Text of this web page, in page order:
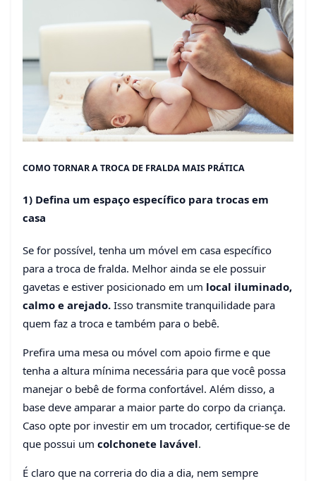
COMO TORNAR A TROCA DE FRALDA MAIS PRÁTICA
1) Defina um espaço específico para trocas em
casa
Se for possível, tenha um móvel em casa específico
para a troca de fralda. Melhor ainda se ele possuir
gavetas e estiver posicionado em um local iluminado,
calmo e arejado. Isso transmite tranquilidade para
quem faz a troca e também para o bebê.
Prefira uma mesa ou móvel com apoio firme e que
tenha a altura mínima necessária para que você possa
manejar o bebê de forma confortável. Além disso, a
base deve amparar a maior parte do corpo da criança.
Caso opte por investir em um trocador, certifique-se de
que possui um colchonete lavável.
É claro que na correria do dia a dia, nem sempre